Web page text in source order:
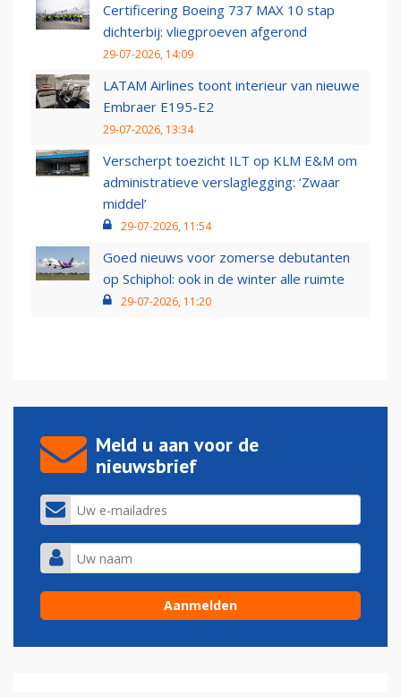
Certificering Boeing 737 MAX 10 stap
dichterbij: vliegproeven afgerond
29-07-2026, 14:09
LATAM Airlines toont interieur van nieuwe
Embraer E195-E2
29-07-2026, 13:34
Verscherpt toezicht ILT op KLM E&M om
administratieve verslaglegging: ‘Zwaar
middel’
29-07-2026, 11:54
Goed nieuws voor zomerse debutanten
op Schiphol: ook in de winter alle ruimte
29-07-2026, 11:20
Meld u aan voor de
nieuwsbrief